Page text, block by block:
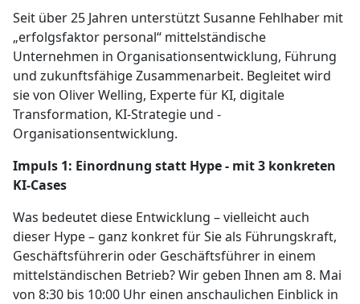
Seit über 25 Jahren unterstützt Susanne Fehlhaber mit
„erfolgsfaktor personal“ mittelständische
Unternehmen in Organisationsentwicklung, Führung
und zukunftsfähige Zusammenarbeit. Begleitet wird
sie von Oliver Welling, Experte für KI, digitale
Transformation, KI-Strategie und -
Organisationsentwicklung.
Impuls 1: Einordnung statt Hype - mit 3 konkreten
KI-Cases
Was bedeutet diese Entwicklung – vielleicht auch
dieser Hype – ganz konkret für Sie als Führungskraft,
Geschäftsführerin oder Geschäftsführer in einem
mittelständischen Betrieb? Wir geben Ihnen am 8. Mai
von 8:30 bis 10:00 Uhr einen anschaulichen Einblick in